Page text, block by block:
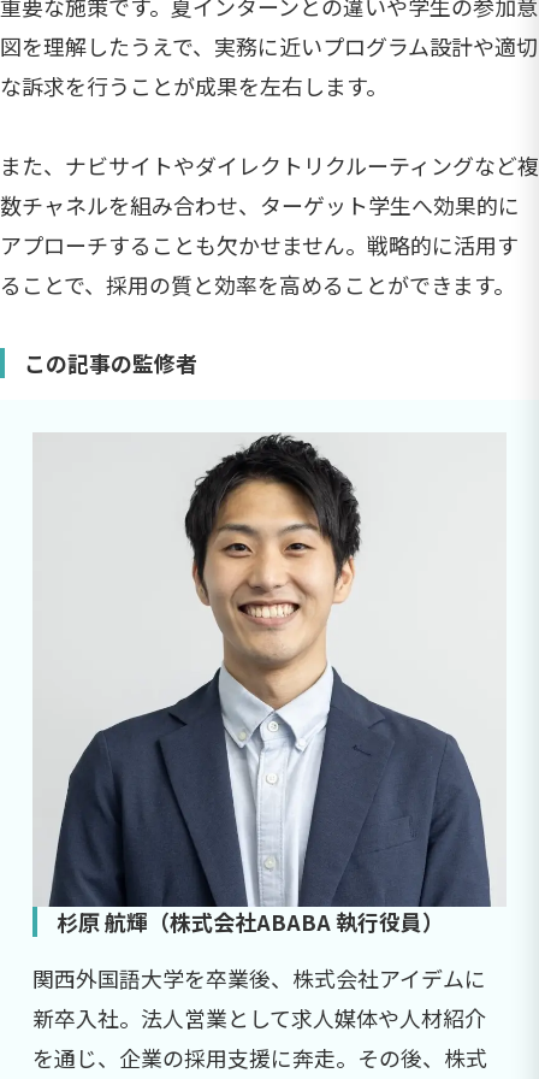
図を理解したうえで、実務に近いプログラム設計や適切
な訴求を行うことが成果を左右します。
また、ナビサイトやダイレクトリクルーティングなど複
数チャネルを組み合わせ、ターゲット学生へ効果的に
アプローチすることも欠かせません。戦略的に活用す
ることで、採用の質と効率を高めることができます。
この記事の監修者
杉原 航輝（株式会社ABABA 執行役員）
関西外国語大学を卒業後、株式会社アイデムに
新卒入社。法人営業として求人媒体や人材紹介
を通じ、企業の採用支援に奔走。その後、株式